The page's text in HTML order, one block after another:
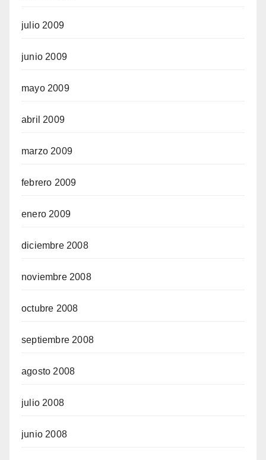
julio 2009
junio 2009
mayo 2009
abril 2009
marzo 2009
febrero 2009
enero 2009
diciembre 2008
noviembre 2008
octubre 2008
septiembre 2008
agosto 2008
julio 2008
junio 2008